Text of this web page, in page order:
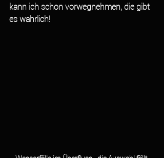
kann ich schon vorwegnehmen, die gibt
es wahrlich!